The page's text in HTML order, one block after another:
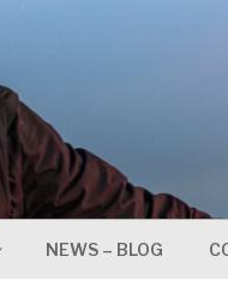
NEWS – BLOG